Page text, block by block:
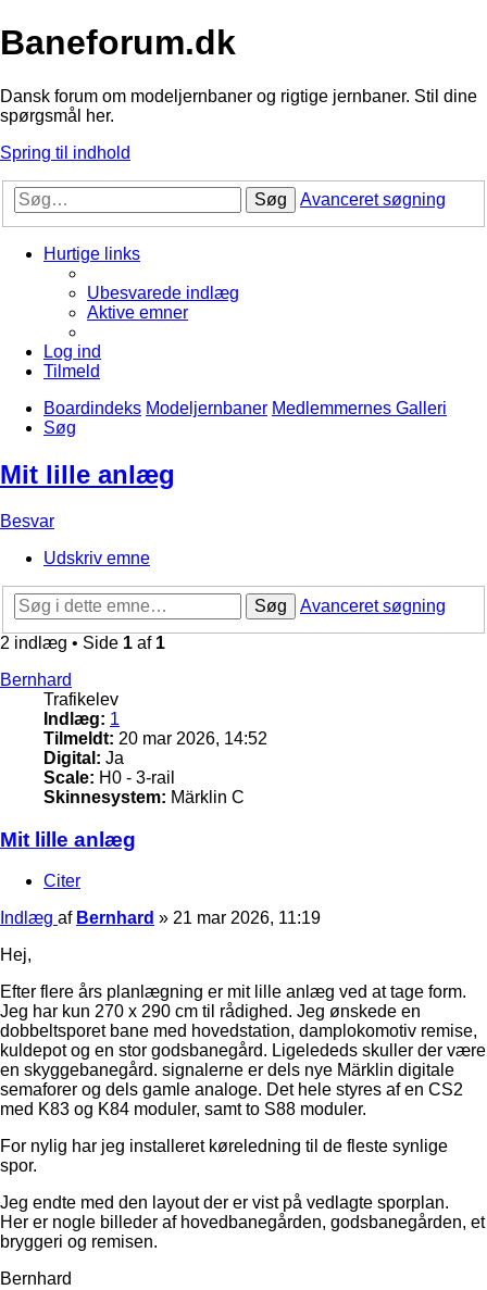
Baneforum.dk
Dansk forum om modeljernbaner og rigtige jernbaner. Stil dine
spørgsmål her.
Spring til indhold
Søg Avanceret søgning
Hurtige links
Ubesvarede indlæg
Aktive emner
Log ind
Tilmeld
Boardindeks Modeljernbaner Medlemmernes Galleri
Søg
Mit lille anlæg
Besvar
Udskriv emne
Søg
Avanceret søgning
2 indlæg • Side 1 af 1
Bernhard
Trafikelev
Indlæg: 1
Tilmeldt: 20 mar 2026, 14:52
Digital: Ja
Scale: H0 - 3-rail
Skinnesystem: Märklin C
Mit lille anlæg
Citer
Indlæg af Bernhard » 21 mar 2026, 11:19
Hej,
Efter flere års planlægning er mit lille anlæg ved at tage form.
Jeg har kun 270 x 290 cm til rådighed. Jeg ønskede en
dobbeltsporet bane med hovedstation, damplokomotiv remise,
kuldepot og en stor godsbanegård. Ligelededs skuller der være
en skyggebanegård. signalerne er dels nye Märklin digitale
semaforer og dels gamle analoge. Det hele styres af en CS2
med K83 og K84 moduler, samt to S88 moduler.
For nylig har jeg installeret køreledning til de fleste synlige
spor.
Jeg endte med den layout der er vist på vedlagte sporplan.
Her er nogle billeder af hovedbanegården, godsbanegården, et
bryggeri og remisen.
Bernhard